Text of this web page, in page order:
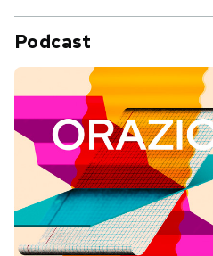
Podcast